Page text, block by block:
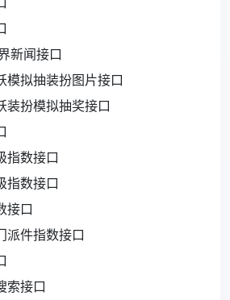
新闻接口
模拟抽装扮图片接口
装扮模拟抽奖接口
指数接口
指数接口
接口
派件指数接口
索接口